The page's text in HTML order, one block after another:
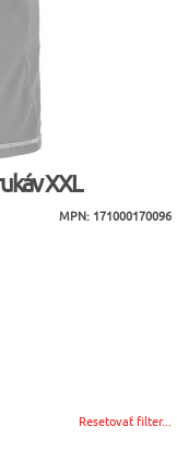
XXL
MPN: 171000170096
Resetovať filter...